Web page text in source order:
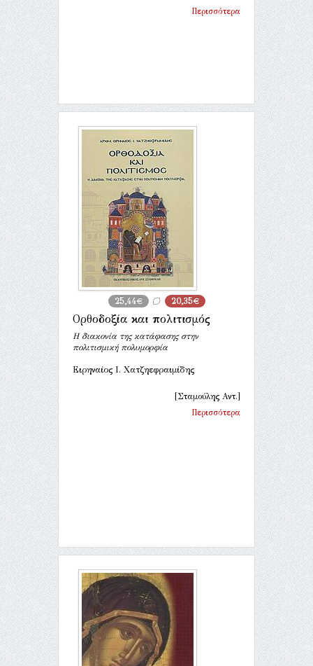
Περισσότερα
25,44€ 20,35€
Ορθοδοξία και πολιτισμός
Η διακονία της κατάφασης στην
πολιτισμική πολυμορφία
Ειρηναίος Ι. Χατζηεφραιμίδης
[Σταμούλης Αντ.]
Περισσότερα